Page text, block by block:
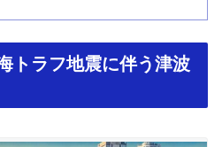
トラフ地震に伴う津波